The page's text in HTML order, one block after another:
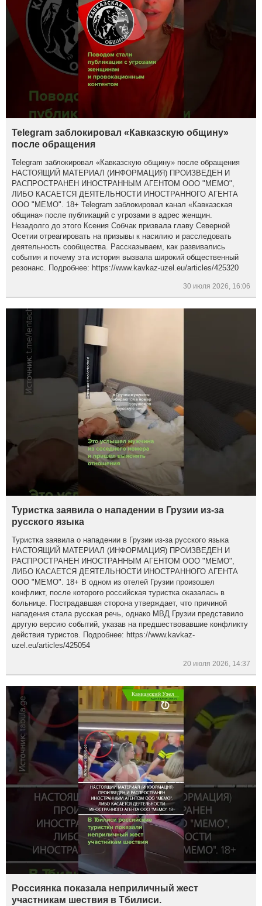
Telegram заблокировал «Кавказскую общину»
после обращения
Telegram заблокировал «Кавказскую общину» после обращения
НАСТОЯЩИЙ МАТЕРИАЛ (ИНФОРМАЦИЯ) ПРОИЗВЕДЕН И
РАСПРОСТРАНЕН ИНОСТРАННЫМ АГЕНТОМ ООО "МЕМО",
ЛИБО КАСАЕТСЯ ДЕЯТЕЛЬНОСТИ ИНОСТРАННОГО АГЕНТА
ООО "МЕМО". 18+ Telegram заблокировал канал «Кавказская
община» после публикаций с угрозами в адрес женщин.
Незадолго до этого Ксения Собчак призвала главу Северной
Осетии отреагировать на призывы к насилию и расследовать
деятельность сообщества. Рассказываем, как развивались
события и почему эта история вызвала широкий общественный
резонанс. Подробнее: https://www.kavkaz-uzel.eu/articles/425320
30 июля 2026, 16:06
Туристка заявила о нападении в Грузии из-за
русского языка
Туристка заявила о нападении в Грузии из-за русского языка
НАСТОЯЩИЙ МАТЕРИАЛ (ИНФОРМАЦИЯ) ПРОИЗВЕДЕН И
РАСПРОСТРАНЕН ИНОСТРАННЫМ АГЕНТОМ ООО "МЕМО",
ЛИБО КАСАЕТСЯ ДЕЯТЕЛЬНОСТИ ИНОСТРАННОГО АГЕНТА
ООО "МЕМО". 18+ В одном из отелей Грузии произошел
конфликт, после которого российская туристка оказалась в
больнице. Пострадавшая сторона утверждает, что причиной
нападения стала русская речь, однако МВД Грузии представило
другую версию событий, указав на предшествовавшие конфликту
действия туристов. Подробнее: https://www.kavkaz-
uzel.eu/articles/425054
20 июля 2026, 14:37
Россиянка показала неприличный жест
участникам шествия в Тбилиси.